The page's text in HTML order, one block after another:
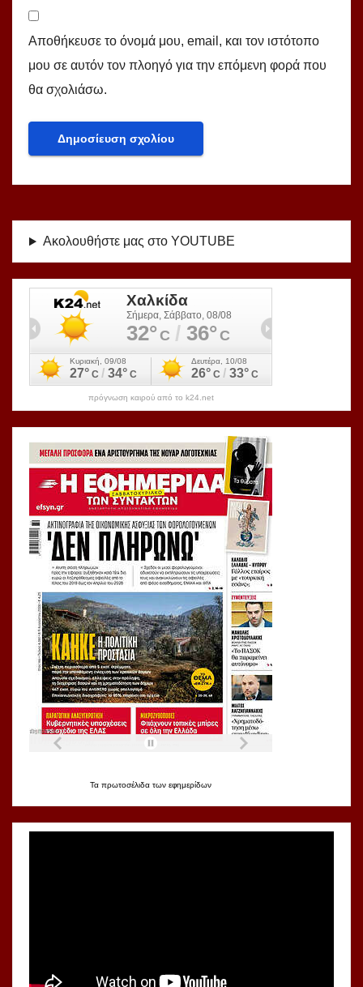
Αποθήκευσε το όνομά μου, email, και τον ιστότοπο
μου σε αυτόν τον πλοηγό για την επόμενη φορά που
θα σχολιάσω.
Ακολουθήστε μας στο YOUTUBE
πρόγνωση καιρού από το k24.net
Τα πρωτοσέλιδα των εφημερίδων